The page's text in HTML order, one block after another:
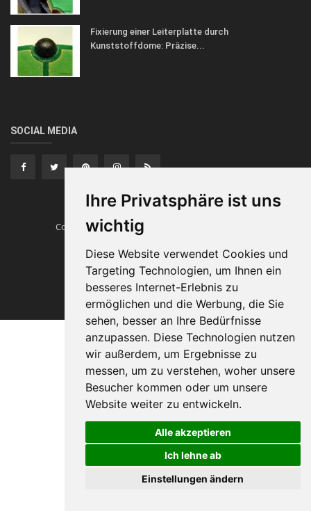
Ihre Privatsphäre ist uns
wichtig
Diese Website verwendet Cookies und
Targeting Technologien, um Ihnen ein
besseres Internet-Erlebnis zu
ermöglichen und die Werbung, die Sie
sehen, besser an Ihre Bedürfnisse
anzupassen. Diese Technologien nutzen
wir außerdem, um Ergebnisse zu
messen, um zu verstehen, woher unsere
Besucher kommen oder um unsere
Website weiter zu entwickeln.
Alle akzeptieren
Ich lehne ab
Einstellungen ändern
Fixierung einer Leiterplatte durch
Kunststoffdome: Präzise...
SOCIAL MEDIA
Copyright © Heissverstemmen.tech
Impressum